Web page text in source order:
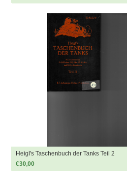
Heigl's Taschenbuch der Tanks Teil 2
€30,00